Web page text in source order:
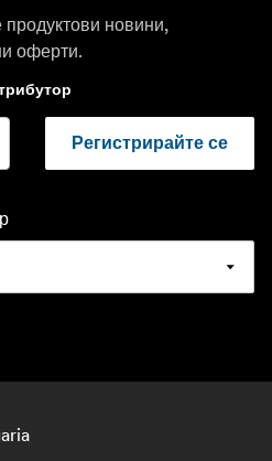
новини,
оферти.
Регистрирайте се